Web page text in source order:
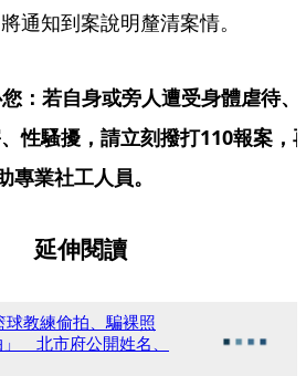
通知到案說明釐清案情。
：若自身或旁人遭受身體虐待、
性騷擾，請立刻撥打110報案，
專業社工人員。
延伸閱讀
教練偷拍、騙裸照
」 北市府公開姓名、